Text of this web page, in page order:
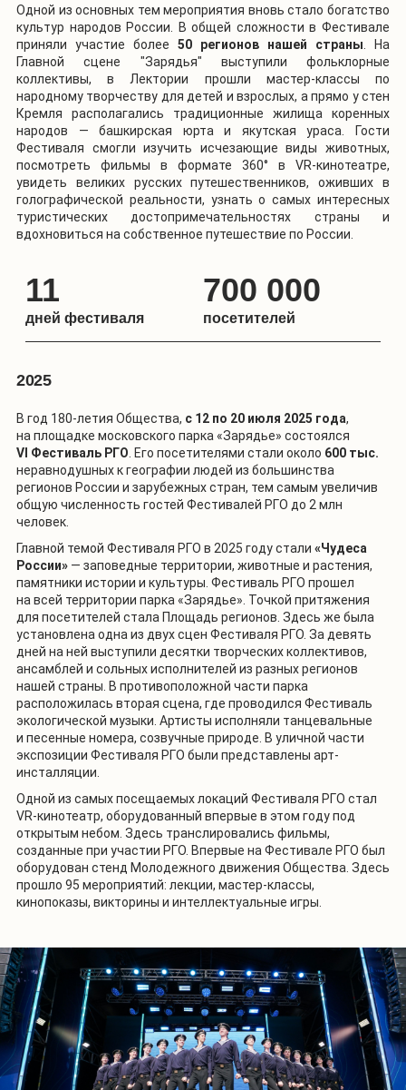
Одной из основных тем мероприятия вновь стало богатство
культур народов России. В общей сложности в Фестивале
приняли участие более 50 регионов нашей страны . На
Главной сцене "Зарядья" выступили фольклорные
коллективы, в Лектории прошли мастер-классы по
народному творчеству для детей и взрослых, а прямо у стен
Кремля располагались традиционные жилища коренных
народов — башкирская юрта и якутская ураса. Гости
Фестиваля смогли изучить исчезающие виды животных,
посмотреть фильмы в формате 360° в VR-кинотеатре,
увидеть великих русских путешественников, оживших в
голографической реальности, узнать о самых интересных
туристических достопримечательностях страны и
вдохновиться на собственное путешествие по России.
11
дней фестиваля
700 000
посетителей
2025
В год 180-летия Общества, с 12 по 20 июля 2025 года,
на площадке московского парка «Зарядье» состоялся
VI Фестиваль РГО . Его посетителями стали около 600 тыс.
неравнодушных к географии людей из большинства
регионов России и зарубежных стран, тем самым увеличив
общую численность гостей Фестивалей РГО до 2 млн
человек.
Главной темой Фестиваля РГО в 2025 году стали «Чудеса
России» — заповедные территории, животные и растения,
памятники истории и культуры. Фестиваль РГО прошел
на всей территории парка «Зарядье». Точкой притяжения
для посетителей стала Площадь регионов. Здесь же была
установлена одна из двух сцен Фестиваля РГО. За девять
дней на ней выступили десятки творческих коллективов,
ансамблей и сольных исполнителей из разных регионов
нашей страны. В противоположной части парка
расположилась вторая сцена, где проводился Фестиваль
экологической музыки. Артисты исполняли танцевальные
и песенные номера, созвучные природе. В уличной части
экспозиции Фестиваля РГО были представлены арт-
инсталляции.
Одной из самых посещаемых локаций Фестиваля РГО стал
VR-кинотеатр, оборудованный впервые в этом году под
открытым небом. Здесь транслировались фильмы,
созданные при участии РГО. Впервые на Фестивале РГО был
оборудован стенд Молодежного движения Общества. Здесь
прошло 95 мероприятий: лекции, мастер-классы,
кинопоказы, викторины и интеллектуальные игры.